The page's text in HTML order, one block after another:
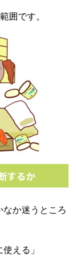
囲です。
するか
か迷うところ
える」